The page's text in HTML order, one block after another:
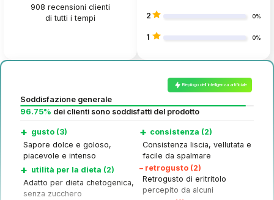
908 recensioni clienti
di tutti i tempi
2 0%
1 0%
Riepilogo dell'intelligenza artificiale
Soddisfazione generale
96.75% dei clienti sono soddisfatti del prodotto
+ gusto (3)
Sapore dolce e goloso,
piacevole e intenso
+ utilità per la dieta (2)
Adatto per dieta chetogenica,
senza zucchero
+ consistenza (2)
Consistenza liscia, vellutata e
facile da spalmare
– retrogusto (2)
Retrogusto di eritritolo
percepito da alcuni